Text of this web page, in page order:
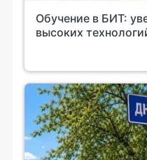
Обучение в БИТ:
высоких